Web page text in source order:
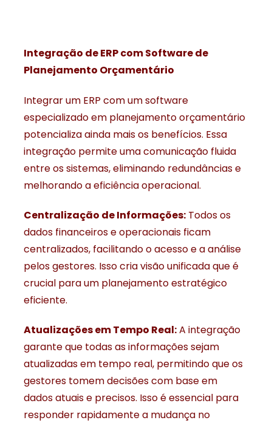
Integração de ERP com Software de
Planejamento Orçamentário
Integrar um ERP com um software
especializado em planejamento orçamentário
potencializa ainda mais os benefícios. Essa
integração permite uma comunicação fluida
entre os sistemas, eliminando redundâncias e
melhorando a eficiência operacional.
Centralização de Informações: Todos os
dados financeiros e operacionais ficam
centralizados, facilitando o acesso e a análise
pelos gestores. Isso cria visão unificada que é
crucial para um planejamento estratégico
eficiente.
Atualizações em Tempo Real:A integração
garante que todas as informações sejam
atualizadas em tempo real, permitindo que os
gestores tomem decisões com base em
dados atuais e precisos. Isso é essencial para
responder rapidamente a mudança no